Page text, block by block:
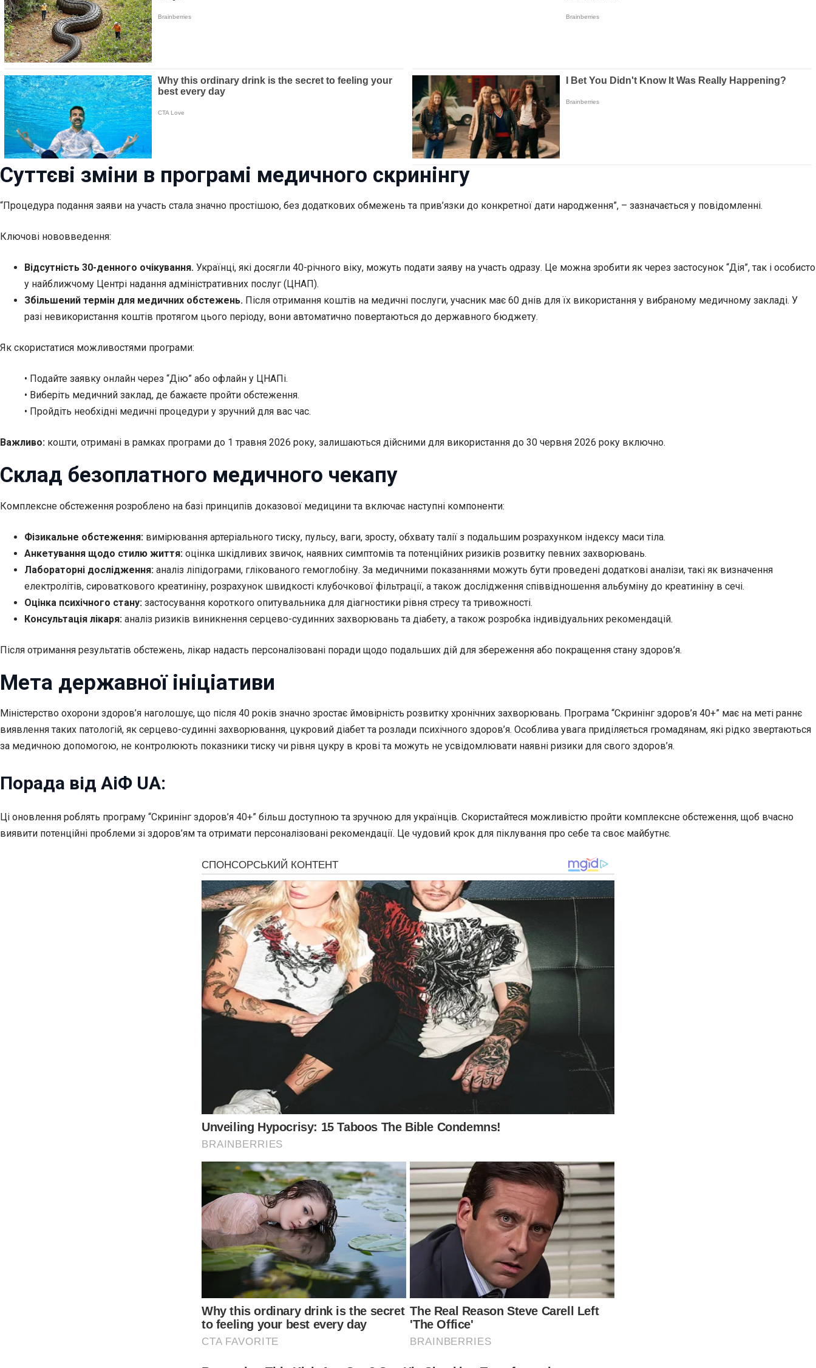
Суттєві зміни в програмі медичного скринінгу
“Процедура подання заяви на участь стала значно простішою, без додаткових обмежень та прив’язки до конкретної дати народження”, – зазначається у повідомленні.
Ключові нововведення:
Відсутність 30-денного очікування. Українці, які досягли 40-річного віку, можуть подати заяву на участь одразу. Це можна зробити як через застосунок “Дія”, так і особисто
у найближчому Центрі надання адміністративних послуг (ЦНАП).
Збільшений термін для медичних обстежень. Після отримання коштів на медичні послуги, учасник має 60 днів для їх використання у вибраному медичному закладі. У
разі невикористання коштів протягом цього періоду, вони автоматично повертаються до державного бюджету.
Як скористатися можливостями програми:
• Подайте заявку онлайн через “Дію” або офлайн у ЦНАПі.
• Виберіть медичний заклад, де бажаєте пройти обстеження.
• Пройдіть необхідні медичні процедури у зручний для вас час.
Важливо: кошти, отримані в рамках програми до 1 травня 2026 року, залишаються дійсними для використання до 30 червня 2026 року включно.
Склад безоплатного медичного чекапу
Комплексне обстеження розроблено на базі принципів доказової медицини та включає наступні компоненти:
Фізикальне обстеження: вимірювання артеріального тиску, пульсу, ваги, зросту, обхвату талії з подальшим розрахунком індексу маси тіла.
Анкетування щодо стилю життя: оцінка шкідливих звичок, наявних симптомів та потенційних ризиків розвитку певних захворювань.
Лабораторні дослідження: аналіз ліпідограми, глікованого гемоглобіну. За медичними показаннями можуть бути проведені додаткові аналізи, такі як визначення
електролітів, сироваткового креатиніну, розрахунок швидкості клубочкової фільтрації, а також дослідження співвідношення альбуміну до креатиніну в сечі.
Оцінка психічного стану: застосування короткого опитувальника для діагностики рівня стресу та тривожності.
Консультація лікаря: аналіз ризиків виникнення серцево-судинних захворювань та діабету, а також розробка індивідуальних рекомендацій.
Після отримання результатів обстежень, лікар надасть персоналізовані поради щодо подальших дій для збереження або покращення стану здоров’я.
Мета державної ініціативи
Міністерство охорони здоров’я наголошує, що після 40 років значно зростає ймовірність розвитку хронічних захворювань. Програма “Скринінг здоров’я 40+” має на меті раннє
виявлення таких патологій, як серцево-судинні захворювання, цукровий діабет та розлади психічного здоров’я. Особлива увага приділяється громадянам, які рідко звертаються
за медичною допомогою, не контролюють показники тиску чи рівня цукру в крові та можуть не усвідомлювати наявні ризики для свого здоров’я.
Порада від АіФ UA:
Ці оновлення роблять програму “Скринінг здоров’я 40+” більш доступною та зручною для українців. Скористайтеся можливістю пройти комплексне обстеження, щоб вчасно
виявити потенційні проблеми зі здоров’ям та отримати персоналізовані рекомендації. Це чудовий крок для піклування про себе та своє майбутнє.